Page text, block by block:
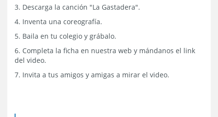
3. Descarga la canción "La Gastadera".
4. Inventa una coreografía.
5. Baila en tu colegio y grábalo.
6. Completa la ficha en nuestra web y mándanos el link
del video.
7. Invita a tus amigos y amigas a mirar el video.